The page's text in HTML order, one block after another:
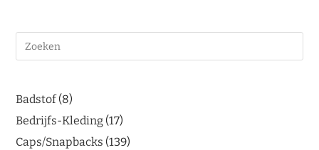
Badstof 8
Bedrijfs-Kleding 17
Caps/Snapbacks 139